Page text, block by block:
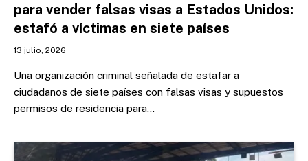
para vender falsas visas a Estados Unidos:
estafó a víctimas en siete países
13 julio, 2026
Una organización criminal señalada de estafar a
ciudadanos de siete países con falsas visas y supuestos
permisos de residencia para…